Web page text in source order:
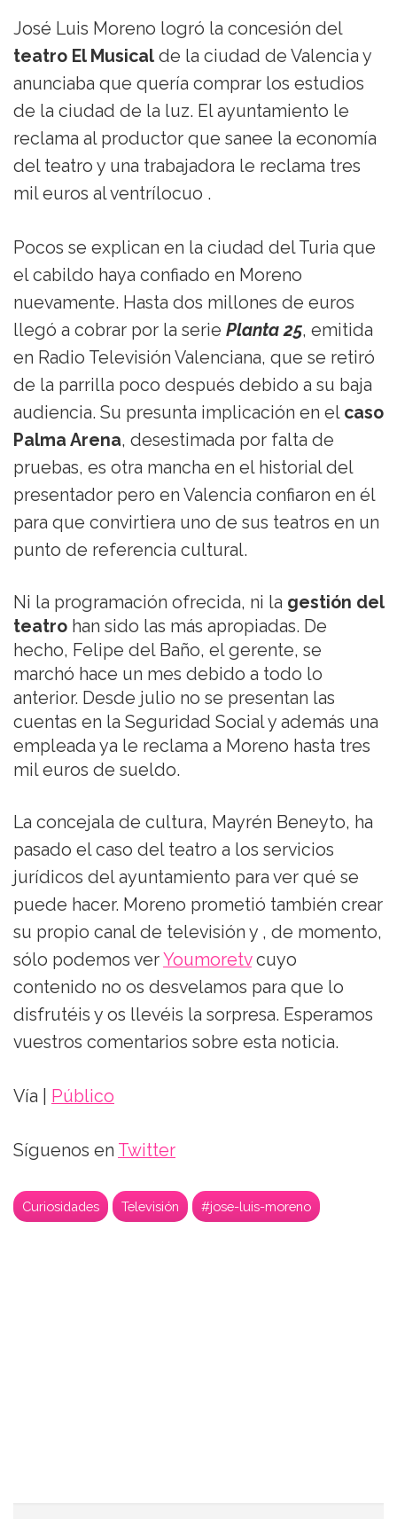
José Luis Moreno logró la concesión del
teatro El Musical de la ciudad de Valencia y
anunciaba que quería comprar los estudios
de la ciudad de la luz. El ayuntamiento le
reclama al productor que sanee la economía
del teatro y una trabajadora le reclama tres
mil euros al ventrílocuo .
Pocos se explican en la ciudad del Turia que
el cabildo haya confiado en Moreno
nuevamente. Hasta dos millones de euros
llegó a cobrar por la serie Planta 25, emitida
en Radio Televisión Valenciana, que se retiró
de la parrilla poco después debido a su baja
audiencia. Su presunta implicación en el caso
Palma Arena, desestimada por falta de
pruebas, es otra mancha en el historial del
presentador pero en Valencia confiaron en él
para que convirtiera uno de sus teatros en un
punto de referencia cultural.
Ni la programación ofrecida, ni la gestión del
teatro han sido las más apropiadas. De
hecho, Felipe del Baño, el gerente, se
marchó hace un mes debido a todo lo
anterior. Desde julio no se presentan las
cuentas en la Seguridad Social y además una
empleada ya le reclama a Moreno hasta tres
mil euros de sueldo.
La concejala de cultura, Mayrén Beneyto, ha
pasado el caso del teatro a los servicios
jurídicos del ayuntamiento para ver qué se
puede hacer. Moreno prometió también crear
su propio canal de televisión y , de momento,
sólo podemos verYoumoretvcuyo
contenido no os desvelamos para que lo
disfrutéis y os llevéis la sorpresa. Esperamos
vuestros comentarios sobre esta noticia.
Vía | Público
Síguenos en Twitter
Curiosidades Televisión #jose-luis-moreno